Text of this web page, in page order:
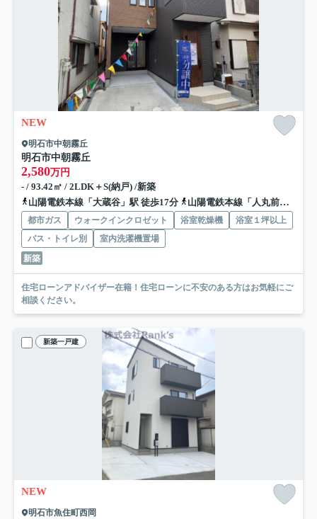
NEW
明石市中朝霧丘
明石市中朝霧丘
2,580万円
- / 93.42㎡ / 2LDK＋S(納戸) /新築
山陽電鉄本線「大蔵谷」駅 徒歩17分
山陽電鉄本線「人丸前」駅 徒歩19分
都市ガス ウォークインクロゼット 浴室乾燥機
浴室１坪以上
バス・トイレ別
室内洗濯機置場
新築
住宅ローンアドバイザー在籍！住宅ローンに不安のある方はお気軽にご
相談ください。
新築一戸建
NEW
明石市魚住町西岡